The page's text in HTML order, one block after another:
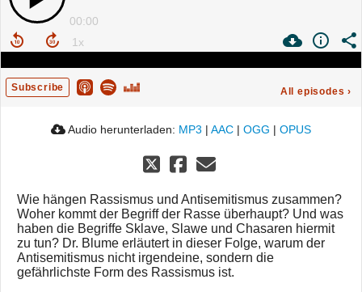
00:00
Subscribe All episodes ›
Audio herunterladen: MP3 | AAC | OGG | OPUS
Wie hängen Rassismus und Antisemitismus zusammen?
Woher kommt der Begriff der Rasse überhaupt? Und was
haben die Begriffe Sklave, Slawe und Chasaren hiermit
zu tun? Dr. Blume erläutert in dieser Folge, warum der
Antisemitismus nicht irgendeine, sondern die
gefährlichste Form des Rassismus ist.